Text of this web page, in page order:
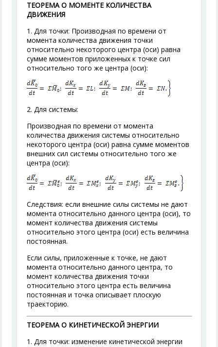
ТЕОРЕМА О МОМЕНТЕ КОЛИЧЕСТВА
ДВИЖЕНИЯ
1. Для точки: Производная по времени от
момента количества движения точки
относительно некоторого центра (оси) равна
сумме моментов приложенных к точке сил
относительно того же центра (оси):
2. Для системы:
Производная по времени от момента
количества движения системы относительно
некоторого центра (оси) равна сумме моментов
внешних сил системы относительно того же
центра (оси):
Следствия: если внешние силы системы не дают
момента относительно данного центра (оси), то
момент количества движения системы
относительно этого центра (оси) есть величина
постоянная.
Если силы, приложенные к точке, не дают
момента относительно данного центра, то
момент количества движения точки
относительно этого центра есть величина
постоянная и точка описывает плоскую
траекторию.
ТЕОРЕМА О КИНЕТИЧЕСКОЙ ЭНЕРГИИ
1. Для точки: изменение кинетической энергии